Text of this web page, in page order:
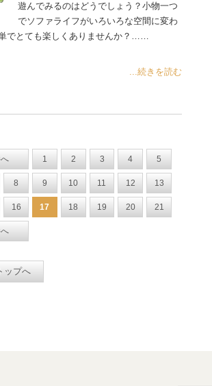
遊んでみるのはどうでしょう？小物一つ
でソファライフがいろいろな空間に変わ
でとても楽しくありませんか？……
...続きを読む
1 2 3 4 5
8 9 10 11 12 13
16 17 18 19 20 21
ップへ